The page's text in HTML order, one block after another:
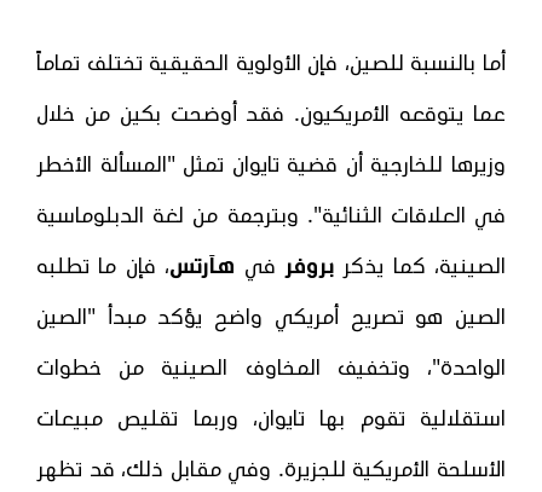
أما بالنسبة للصين، فإن الأولوية الحقيقية تختلف تماماً
عما يتوقعه الأمريكيون. فقد أوضحت بكين من خلال
وزيرها للخارجية أن قضية تايوان تمثل "المسألة الأخطر
في العلاقات الثنائية". وبترجمة من لغة الدبلوماسية
الصينية، كما يذكربروفر في هآرتس، فإن ما تطلبه
الصين هو تصريح أمريكي واضح يؤكد مبدأ "الصين
الواحدة"، وتخفيف المخاوف الصينية من خطوات
استقلالية تقوم بها تايوان، وربما تقليص مبيعات
الأسلحة الأمريكية للجزيرة. وفي مقابل ذلك، قد تظهر